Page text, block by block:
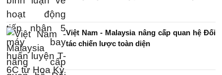
Việt Nam - Malaysia nâng cấp quan hệ Đối
tác chiến lược toàn diện